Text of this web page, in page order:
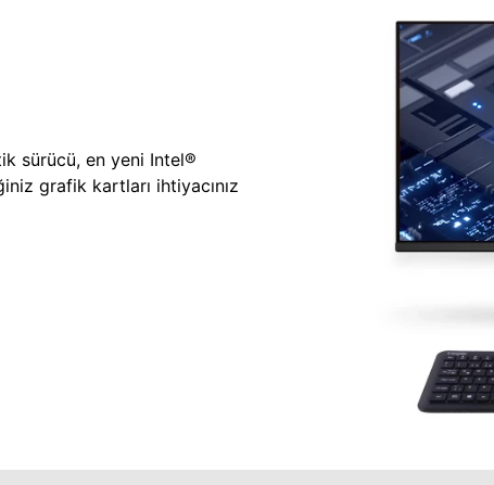
sürücü, en yeni Intel®
grafik kartları ihtiyacınız